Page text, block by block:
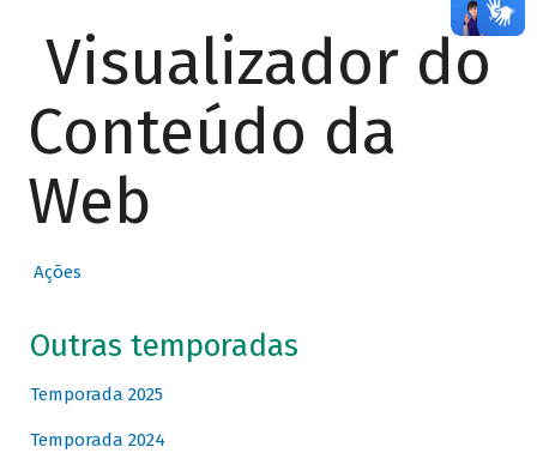
Visualizador do
Conteúdo da
Web
Ações
Outras temporadas
Temporada 2025
Temporada 2024